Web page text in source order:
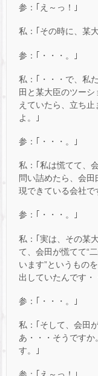
参：｢え～っ！｣
私：｢その時に、某
参：｢・・・。｣
私：｢・・・で、私
田と某大臣のツー
えていたら、立ち
よ。｣
参：｢・・・。｣
私：｢私は慌てて、
問い詰めたら、会
現できている会社で
参：｢・・・。｣
私：｢実は、その某
て、会田が慌てて“
います”というもの
出していたんです・
参：｢・・・。｣
私：｢そして、会田
あ・・・そうです
す。｣